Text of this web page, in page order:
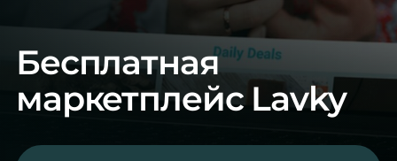
Бесплатная
маркетплейс Lavky